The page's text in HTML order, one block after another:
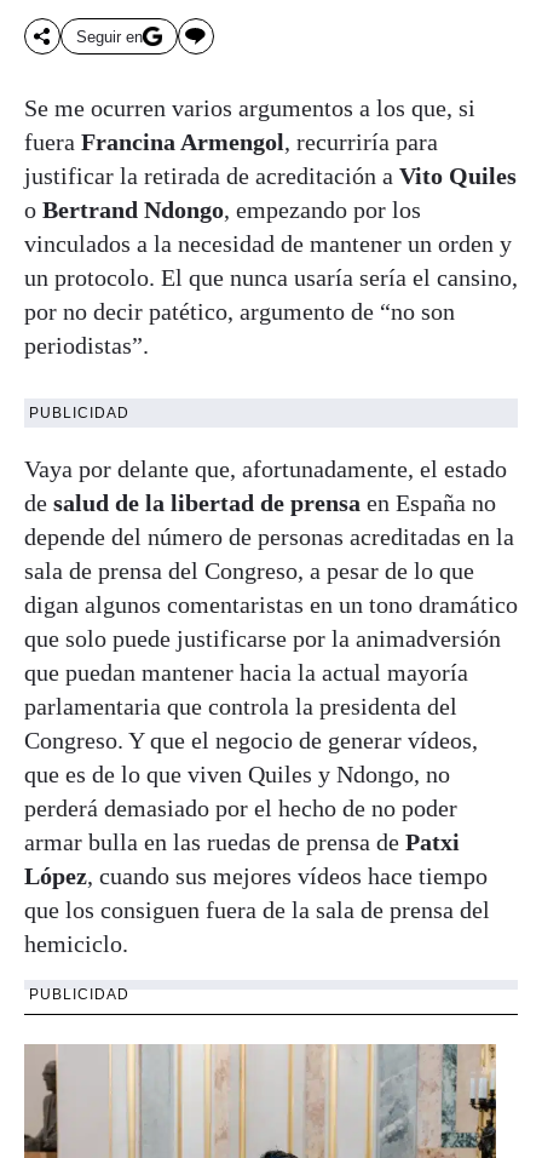
Seguir en
Se me ocurren varios argumentos a los que, si
fuera Francina Armengol, recurriría para
justificar la retirada de acreditación a Vito Quiles
o Bertrand Ndongo, empezando por los
vinculados a la necesidad de mantener un orden y
un protocolo. El que nunca usaría sería el cansino,
por no decir patético, argumento de “no son
periodistas”.
PUBLICIDAD
Vaya por delante que, afortunadamente, el estado
de salud de la libertad de prensa en España no
depende del número de personas acreditadas en la
sala de prensa del Congreso, a pesar de lo que
digan algunos comentaristas en un tono dramático
que solo puede justificarse por la animadversión
que puedan mantener hacia la actual mayoría
parlamentaria que controla la presidenta del
Congreso. Y que el negocio de generar vídeos,
que es de lo que viven Quiles y Ndongo, no
perderá demasiado por el hecho de no poder
armar bulla en las ruedas de prensa de Patxi
López, cuando sus mejores vídeos hace tiempo
que los consiguen fuera de la sala de prensa del
hemiciclo.
PUBLICIDAD